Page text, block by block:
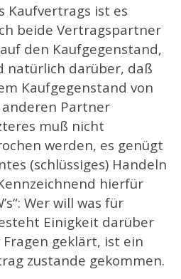
Kaufvertrags ist es
beide Vertragspartner
den Kaufgegenstand,
natürlich darüber, daß
Kaufgegenstand von
Partner
muß nicht
werden, es genügt
(schlüssiges) Handeln
hierfür
Wer will was für
Einigkeit darüber
Fragen geklärt, ist ein
zustande gekommen.